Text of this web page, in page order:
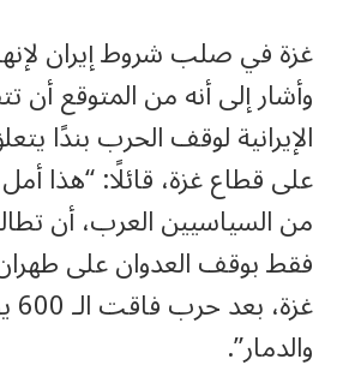
غزة في صلب شروط إيران
وأشار إلى أنه من المتوقع
الإيرانية لوقف الحرب بندًا
على قطاع غزة، قائلًا: “هذا
من السياسيين العرب، أن
فقط بوقف العدوان على
والدمار”.